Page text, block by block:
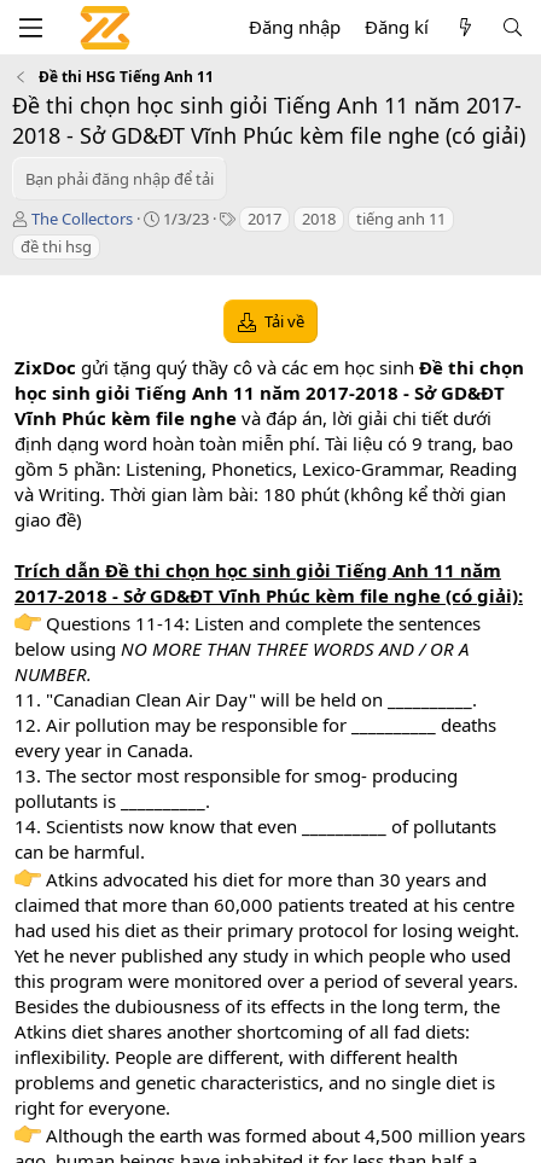
Đăng nhập Đăng kí
Đề thi HSG Tiếng Anh 11
Đề thi chọn học sinh giỏi Tiếng Anh 11 năm 2017-
2018 - Sở GD&ĐT Vĩnh Phúc kèm file nghe (có giải)
Bạn phải đăng nhập để tải
T
á
c
The Collectors
C
n
d
a
e
1/3/23
T 2017 2018
tiếng anh 11
đề thi hsg
Tải về
ZixDoc gửi tặng quý thầy cô và các em học sinh Đề thi chọn
học sinh giỏi Tiếng Anh 11 năm 2017-2018 - Sở GD&ĐT
Vĩnh Phúc kèm file nghe và đáp án, lời giải chi tiết dưới
định dạng word hoàn toàn miễn phí. Tài liệu có 9 trang, bao
gồm 5 phần: Listening, Phonetics, Lexico-Grammar, Reading
và Writing. Thời gian làm bài: 180 phút (không kể thời gian
giao đề)
Trích dẫn Đề thi chọn học sinh giỏi Tiếng Anh 11 năm
2017-2018 - Sở GD&ĐT Vĩnh Phúc kèm file nghe (có giải):
Questions 11-14: Listen and complete the sentences
below using NO MORE THAN THREE WORDS AND / OR A
NUMBER.
11. "Canadian Clean Air Day" will be held on __________.
12. Air pollution may be responsible for __________ deaths
every year in Canada.
13. The sector most responsible for smog- producing
pollutants is __________.
14. Scientists now know that even __________ of pollutants
can be harmful.
Atkins advocated his diet for more than 30 years and
claimed that more than 60,000 patients treated at his centre
had used his diet as their primary protocol for losing weight.
Yet he never published any study in which people who used
this program were monitored over a period of several years.
Besides the dubiousness of its effects in the long term, the
Atkins diet shares another shortcoming of all fad diets:
inflexibility. People are different, with different health
problems and genetic characteristics, and no single diet is
right for everyone.
Although the earth was formed about 4,500 million years